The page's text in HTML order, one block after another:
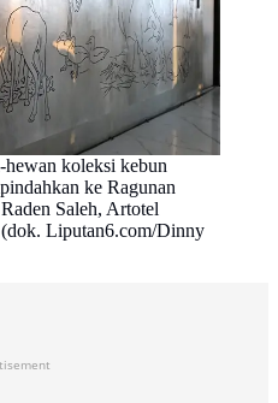
koleksi kebun
ke Ragunan
Saleh, Artotel
Liputan6.com/Dinny